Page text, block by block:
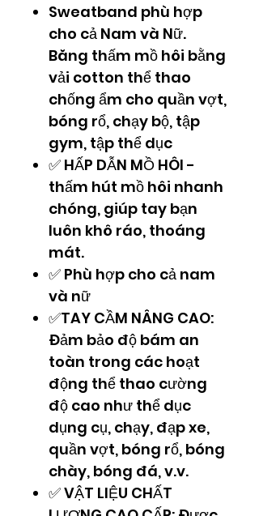
Sweatband phù hợp
cho cả Nam và Nữ.
Băng thấm mồ hôi bằng
vải cotton thể thao
chống ẩm cho quần vợt,
bóng rổ, chạy bộ, tập
gym, tập thể dục
✅ HẤP DẪN MỒ HÔI -
thấm hút mồ hôi nhanh
chóng, giúp tay bạn
luôn khô ráo, thoáng
mát.
✅ Phù hợp cho cả nam
và nữ
✅TAY CẦM NÂNG CAO:
Đảm bảo độ bám an
toàn trong các hoạt
động thể thao cường
độ cao như thể dục
dụng cụ, chạy, đạp xe,
quần vợt, bóng rổ, bóng
chày, bóng đá, v.v.
✅ VẬT LIỆU CHẤT